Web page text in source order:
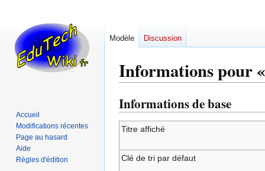
Informations pour
Aller
à
la
Aller
à
la
Informations de base
Titre affiché
Clé de tri par défaut
Modèle Discussion
Accueil
Modifications récentes
Page au hasard
Aide
Règles d'édition